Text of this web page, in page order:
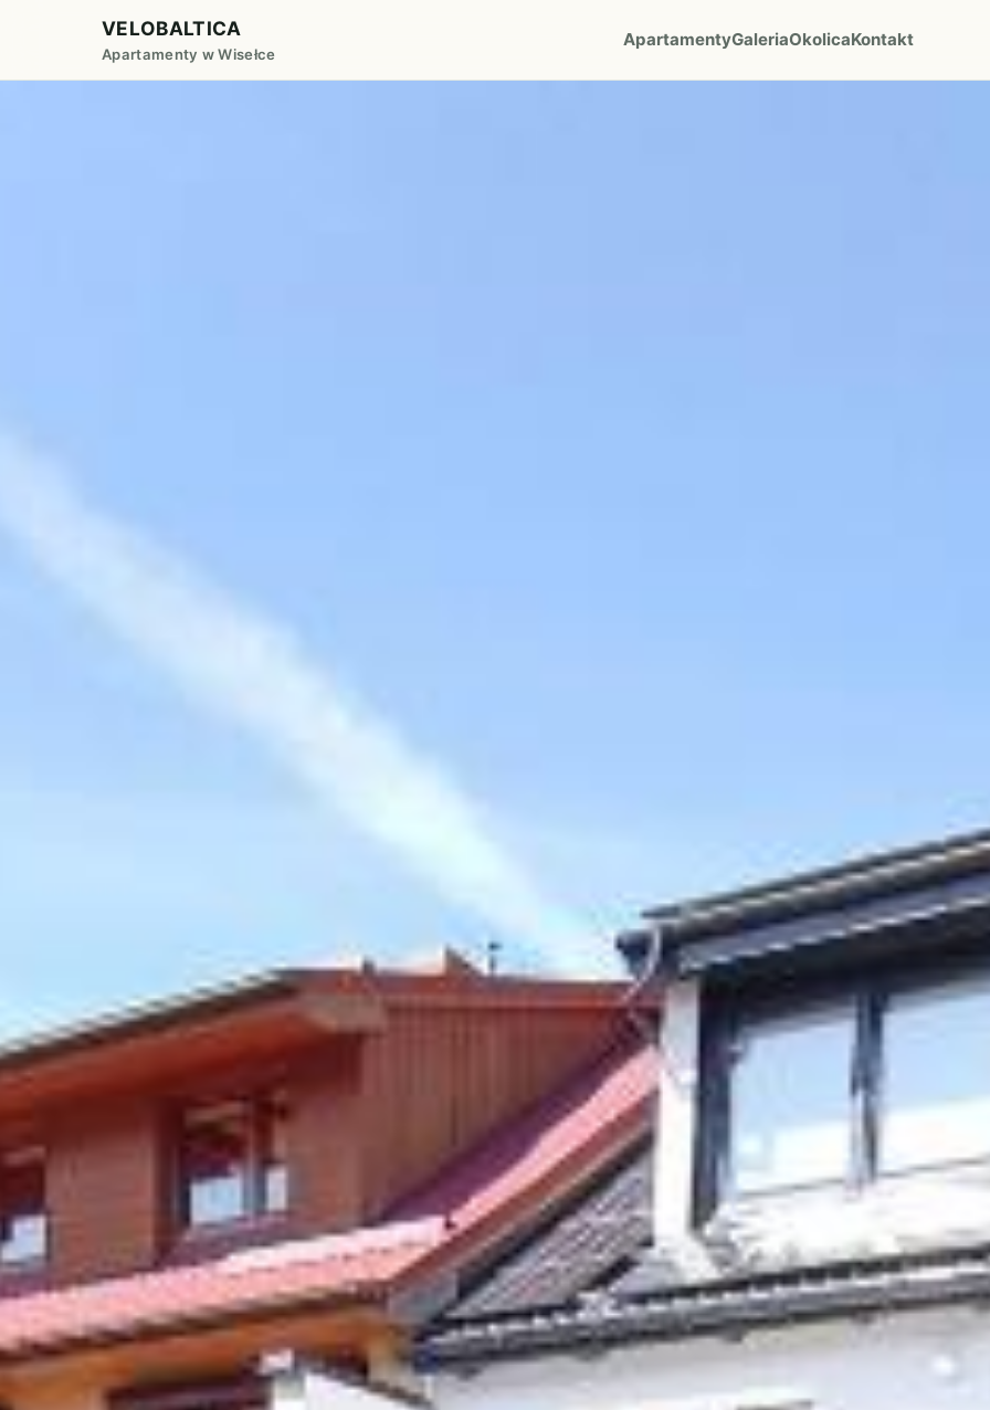
VELOBALTICA
Apartamenty w Wisełce
ApartamentyGaleriaOkolicaKontakt